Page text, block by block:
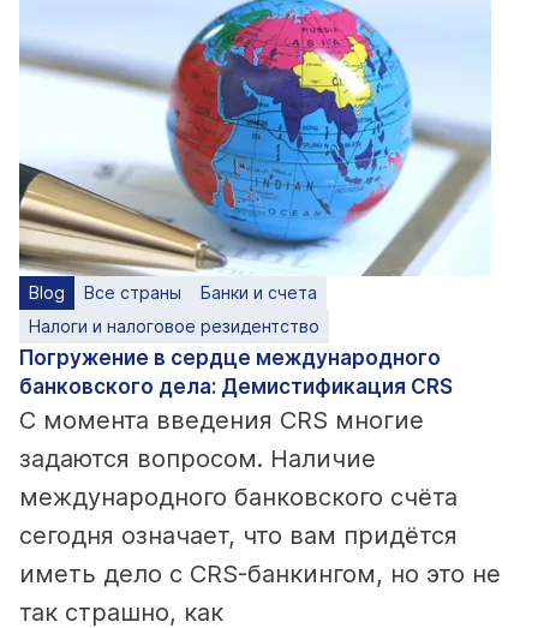
Blog Все страны
Банки и счета
Налоги и налоговое резидентство
Погружение в сердце международного
банковского дела: Демистификация CRS
С момента введения CRS многие
задаются вопросом. Наличие
международного банковского счёта
сегодня означает, что вам придётся
иметь дело с CRS-банкингом, но это не
так страшно, как